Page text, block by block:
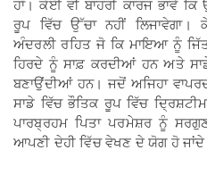
ਹਾਂ। ਕੋਈ ਵੀ ਬਾਹਰੀ ਕਾਰਜ ਭਾਵੇਂ
ਰੂਪ ਵਿੱਚ ਉੱਚਾ ਨਹੀਂ
ਅੰਦਰਲੀ ਰਹਿਤ ਜੋ ਕਿ ਮਾਇਆ ਨੂੰ
ਹਿਰਦੇ ਨੂੰ ਸਾਫ਼ ਕਰਦੀਆਂ ਹਨ ਅਤੇ
ਬਣਾਉਂਦੀਆਂ ਹਨ। ਜਦੋਂ ਅਜਿਹਾ
ਸਾਡੇ ਵਿੱਚ ਭੌਤਿਕ ਰੂਪ ਵਿੱਚ
ਪਾਰਬ੍ਰਹਮ ਪਿਤਾ ਪਰਮੇਸ਼ਰ ਨੂੰ
ਆਪਣੀ ਦੇਹੀ ਵਿੱਚ ਵੇਖਣ ਦੇ ਯੋਗ ਹੋ ਜਾਂਦੇ